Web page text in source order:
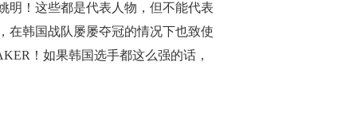
明！这些都是代表人物，但不能代表
在韩国战队屡屡夺冠的情况下也致使
！如果韩国选手都这么强的话，